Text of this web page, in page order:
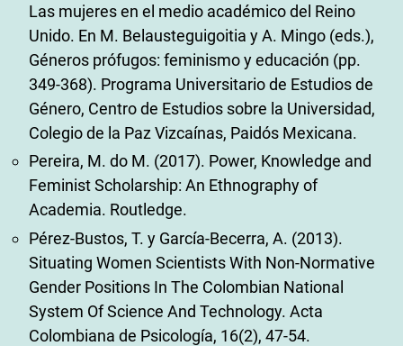
Las mujeres en el medio académico del Reino
Unido. En M. Belausteguigoitia y A. Mingo (eds.),
Géneros prófugos: feminismo y educación (pp.
349-368). Programa Universitario de Estudios de
Género, Centro de Estudios sobre la Universidad,
Colegio de la Paz Vizcaínas, Paidós Mexicana.
Pereira, M. do M. (2017). Power, Knowledge and
Feminist Scholarship: An Ethnography of
Academia. Routledge.
Pérez-Bustos, T. y García-Becerra, A. (2013).
Situating Women Scientists With Non-Normative
Gender Positions In The Colombian National
System Of Science And Technology. Acta
Colombiana de Psicología, 16(2), 47-54.